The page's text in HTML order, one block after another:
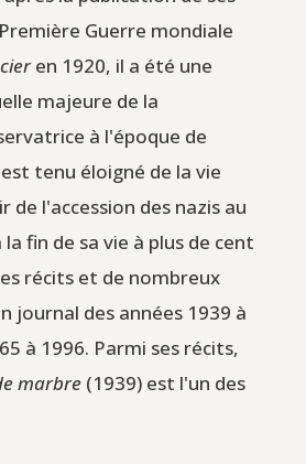
Guerre mondiale
en 1920, il a été une
majeure de la
à l'époque de
tenu éloigné de la vie
de l'accession des nazis au
fin de sa vie à plus de cent
récits et de nombreux
journal des années 1939 à
à 1996. Parmi ses récits,
marbre(1939) est l'un des